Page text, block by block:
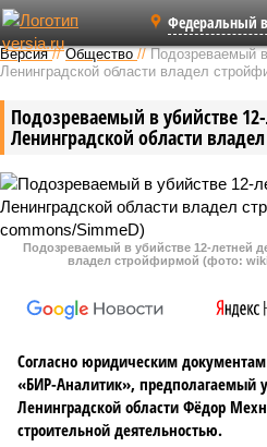
Федеральный
Версия //Общество //Подозреваемый
Ленинградской области владел
Подозреваемый в убийстве
Ленинградской области
Подозреваемый в убийстве 12-летней
владел стройфирмой (фото:
Согласно юридическим
«БИР-Аналитик», предполагаемый
Ленинградской области Фёдор
строительной деятельностью.